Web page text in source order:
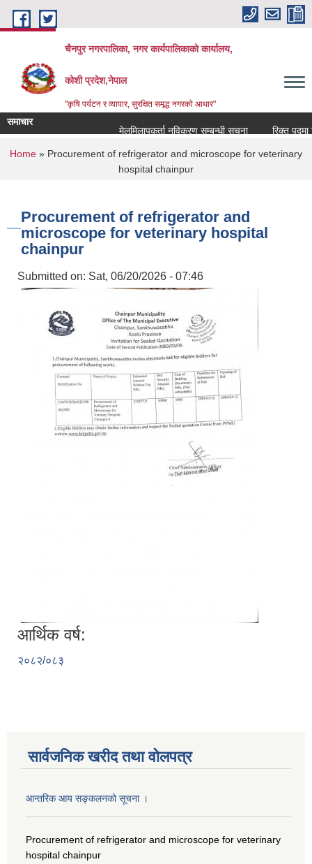
Skip to main content
चैनपुर नगरपालिका, नगर कार्यपालिकाको कार्यालय,
कोशी प्रदेश,नेपाल
"कृषि पर्यटन र व्यापार, सुरक्षित समृद्ध नगरकाे आधार"
समाचार
मेलमिलापकर्ता नविकरण सम्बन्धी सूचना
रिक्त पदमा
You are here
Home » Procurement of refrigerator and microscope for veterinary
hospital chainpur
Procurement of refrigerator and
microscope for veterinary hospital
chainpur
Submitted on: Sat, 06/20/2026 - 07:46
आर्थिक वर्ष:
२०८२/०८३
सार्वजनिक खरीद तथा वाेलपत्र
आन्तरिक आय सङ्कलनको सूचना ।
Procurement of refrigerator and microscope for veterinary
hospital chainpur